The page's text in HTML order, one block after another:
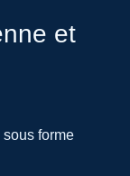
et
forme